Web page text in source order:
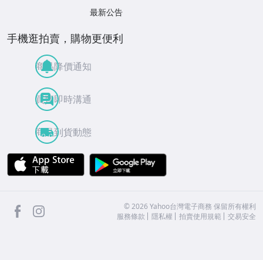
最新公告
手機逛拍賣，購物更便利
商品降價通知
買賣即時溝通
商品到貨動態
APP Store
facebook ©2026 Yahoo台灣電子商務 保留所有權利
服務條款
隱私權 拍賣使用規範 交易安全